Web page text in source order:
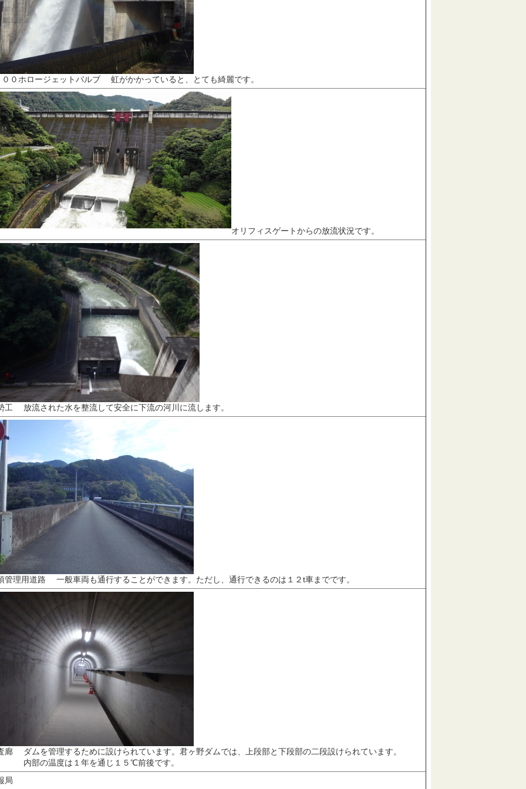
０ホロージェットバルブ 虹がかかっていると、とても綺麗です。
オリフィスゲートからの放流状況です。
工 放流された水を整流して安全に下流の河川に流します。
管理用道路 一般車両も通行することができます。ただし、通行できるのは１２t車までです。
廊 ダムを管理するために設けられています。君ヶ野ダムでは、上段部と下段部の二段設けられています。
の温度は１年を通じ１５℃前後です。
局